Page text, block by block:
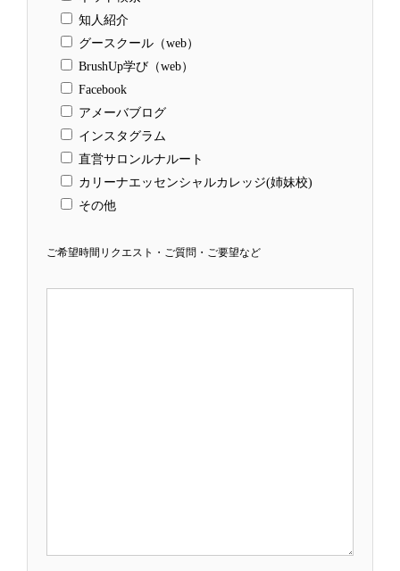
知人紹介
グースクール（web）
BrushUp学び（web）
Facebook
アメーバブログ
インスタグラム
直営サロンルナルート
カリーナエッセンシャルカレッジ(姉妹校)
その他
ご希望時間リクエスト・ご質問・ご要望など